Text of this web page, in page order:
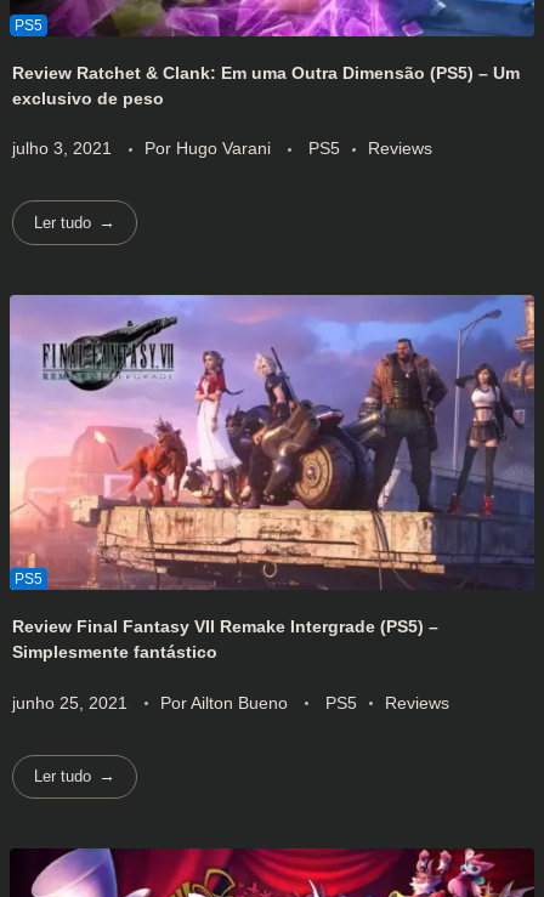
Review Ratchet & Clank: Em uma Outra Dimensão (PS5) – Um
exclusivo de peso
julho 3, 2021 Por Hugo Varani PS5 Reviews
Ler tudo
Review Final Fantasy VII Remake Intergrade (PS5) –
Simplesmente fantástico
junho 25, 2021 PorAilton Bueno PS5 Reviews
Ler tudo